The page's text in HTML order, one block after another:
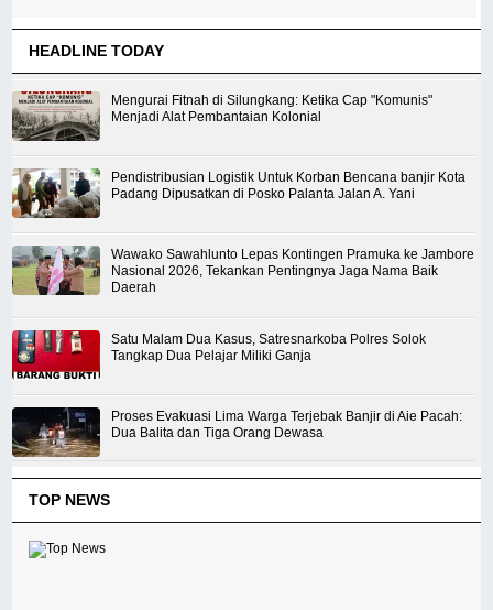
HEADLINE TODAY
Mengurai Fitnah di Silungkang: Ketika Cap "Komunis"
Menjadi Alat Pembantaian Kolonial
Pendistribusian Logistik Untuk Korban Bencana banjir Kota
Padang Dipusatkan di Posko Palanta Jalan A. Yani
Wawako Sawahlunto Lepas Kontingen Pramuka ke Jambore
Nasional 2026, Tekankan Pentingnya Jaga Nama Baik
Daerah
Satu Malam Dua Kasus, Satresnarkoba Polres Solok
Tangkap Dua Pelajar Miliki Ganja
Proses Evakuasi Lima Warga Terjebak Banjir di Aie Pacah:
Dua Balita dan Tiga Orang Dewasa
TOP NEWS